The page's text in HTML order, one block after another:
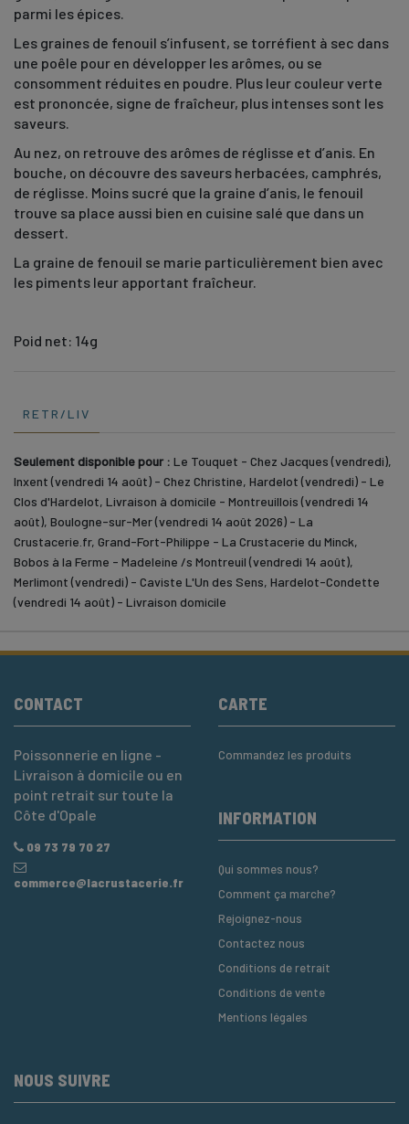
parmi les épices.
Les graines de fenouil s’infusent, se torréfient à sec dans
une poêle pour en développer les arômes, ou se
consomment réduites en poudre. Plus leur couleur verte
est prononcée, signe de fraîcheur, plus intenses sont les
saveurs.
Au nez, on retrouve des arômes de réglisse et d’anis. En
bouche, on découvre des saveurs herbacées, camphrés,
de réglisse. Moins sucré que la graine d’anis, le fenouil
trouve sa place aussi bien en cuisine salé que dans un
dessert.
La graine de fenouil se marie particulièrement bien avec
les piments leur apportant fraîcheur.
Poid net: 14g
RETR/LIV
Seulement disponible pour : Le Touquet - Chez Jacques (vendredi),
Inxent (vendredi 14 août) - Chez Christine, Hardelot (vendredi) - Le
Clos d'Hardelot, Livraison à domicile - Montreuillois (vendredi 14
août), Boulogne-sur-Mer (vendredi 14 août 2026) - La
Crustacerie.fr, Grand-Fort-Philippe - La Crustacerie du Minck,
Bobos à la Ferme - Madeleine /s Montreuil (vendredi 14 août),
Merlimont (vendredi) - Caviste L'Un des Sens, Hardelot-Condette
(vendredi 14 août) - Livraison domicile
CONTACT
Poissonnerie en ligne -
Livraison à domicile ou en
point retrait sur toute la
Côte d'Opale
09 73 79 70 27
commerce@lacrustacerie.fr
CARTE
Commandez les produits
INFORMATION
Qui sommes nous?
Comment ça marche?
Rejoignez-nous
Contactez nous
Conditions de retrait
Conditions de vente
Mentions légales
NOUS SUIVRE